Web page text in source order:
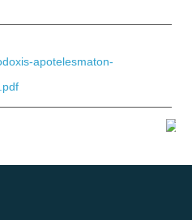
apotelesmaton-